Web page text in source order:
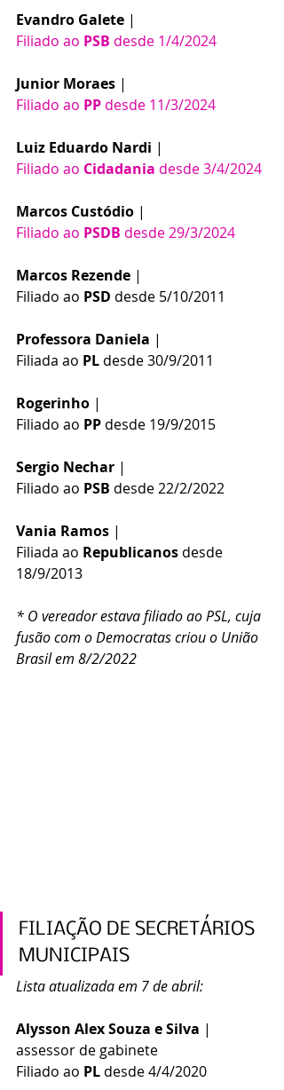
Evandro Galete |
Filiado ao PSB desde 1/4/2024
Junior Moraes |
Filiado ao PP desde 11/3/2024
Luiz Eduardo Nardi |
Filiado ao Cidadania desde 3/4/2024
Marcos Custódio |
Filiado ao PSDB desde 29/3/2024
Marcos Rezende |
Filiado ao PSD desde 5/10/2011
Professora Daniela |
Filiada ao PL desde 30/9/2011
Rogerinho |
Filiado ao PP desde 19/9/2015
Sergio Nechar |
Filiado ao PSB desde 22/2/2022
Vania Ramos |
Filiada ao Republicanos desde
18/9/2013
* O vereador estava filiado ao PSL, cuja
fusão com o Democratas criou o União
Brasil em 8/2/2022
FILIAÇÃO DE SECRETÁRIOS
MUNICIPAIS
Lista atualizada em 7 de abril:
Alysson Alex Souza e Silva |
assessor de gabinete
Filiado ao PL desde 4/4/2020